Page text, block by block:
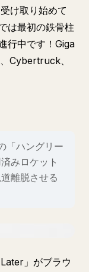
け取り始めて
は最初の鉄骨柱
行中です！Giga
Cybertruck、
「ハングリー
みロケット
離脱させる
」がブラウ